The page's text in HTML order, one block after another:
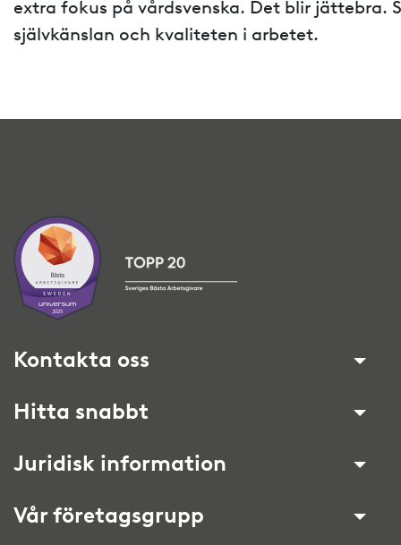
extra fokus på vårdsvenska. Det blir jättebra.
självkänslan och kvaliteten i arbetet.
Kontakta oss
Hitta snabbt
Juridisk information
Vår företagsgrupp